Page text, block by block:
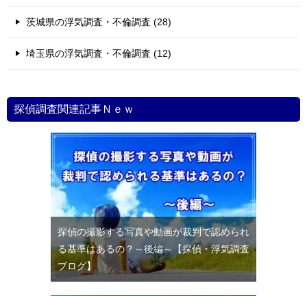
茨城県の浮気調査・不倫調査 (28)
埼玉県の浮気調査・不倫調査 (12)
探偵調査関連記事Ｎｅｗ
探偵の撮影する写真や動画が裁判で認められ
る基準はあるの？～後編～【探偵・浮気調査
ブログ】